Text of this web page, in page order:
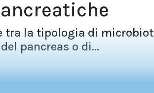
tra la tipologia di
pancreas o di...